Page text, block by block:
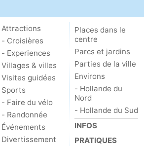
Attractions
- Croisières
- Experiences
Villages & villes
Visites guidées
Sports
- Faire du vélo
- Randonnée
Événements
Divertissement
Places dans le
centre
Parcs et jardins
Parties de la ville
Environs
- Hollande du
Nord
- Hollande du Sud
INFOS
PRATIQUES